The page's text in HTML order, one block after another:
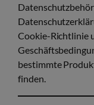
Cookie-Richtlinie
bestimmte
finden.